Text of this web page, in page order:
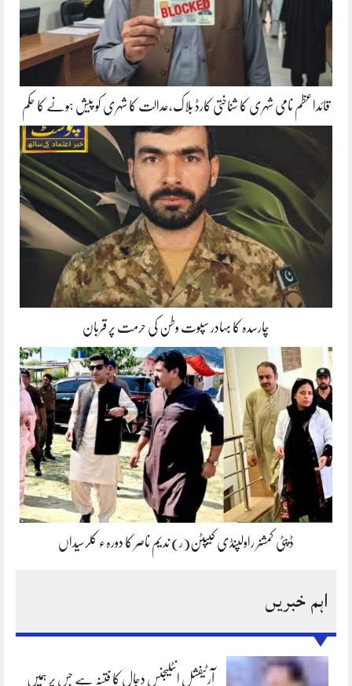
قائداعظم نامی شہری کا شناختی کارڈ بلاک،عدالت کا شہری کو پیش ہونے کا حکم
چارسدہ کا بہادر سپوت وطن کی حرمت پر قربان
ڈپٹی کمشنر راولپنڈی کیپٹن(ر) ندیم ناصر کا دورہء کلرسیداں
اہم خبریں
آرٹیفشل انٹلیجنس دجال کا فتنہ ہے جس پر ہمیں